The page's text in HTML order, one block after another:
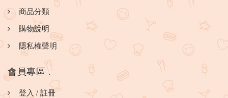
商品分類
購物說明
隱私權聲明
會員專區.
登入 / 註冊